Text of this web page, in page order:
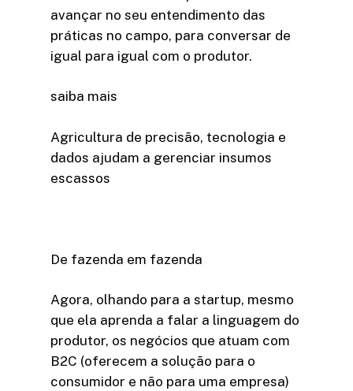
avançar no seu entendimento das
práticas no campo, para conversar de
igual para igual com o produtor.
saiba mais
Agricultura de precisão, tecnologia e
dados ajudam a gerenciar insumos
escassos
De fazenda em fazenda
Agora, olhando para a startup, mesmo
que ela aprenda a falar a linguagem do
produtor, os negócios que atuam com
B2C (oferecem a solução para o
consumidor e não para uma empresa)